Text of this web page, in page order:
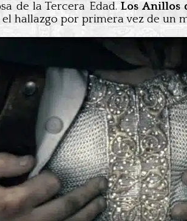
de la Tercera Edad.Los Anillos
hallazgo por primera vez de un